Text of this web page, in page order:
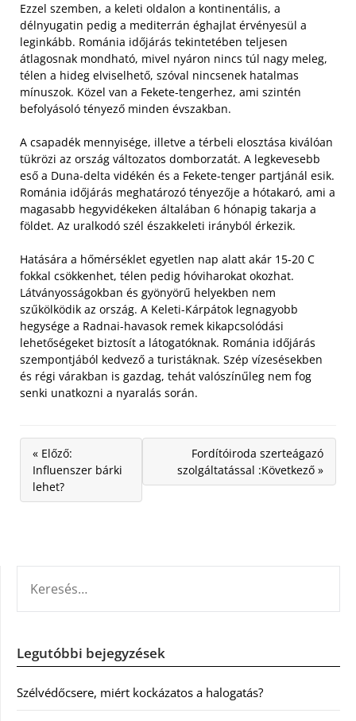
Ezzel szemben, a keleti oldalon a kontinentális, a
délnyugatin pedig a mediterrán éghajlat érvényesül a
leginkább. Románia időjárás tekintetében teljesen
átlagosnak mondható, mivel nyáron nincs túl nagy meleg,
télen a hideg elviselhető, szóval nincsenek hatalmas
mínuszok. Közel van a Fekete-tengerhez, ami szintén
befolyásoló tényező minden évszakban.
A csapadék mennyisége, illetve a térbeli elosztása kiválóan
tükrözi az ország változatos domborzatát. A legkevesebb
eső a Duna-delta vidékén és a Fekete-tenger partjánál esik.
Románia időjárás meghatározó tényezője a hótakaró, ami a
magasabb hegyvidékeken általában 6 hónapig takarja a
földet. Az uralkodó szél északkeleti irányból érkezik.
Hatására a hőmérséklet egyetlen nap alatt akár 15-20 C
fokkal csökkenhet, télen pedig hóviharokat okozhat.
Látványosságokban és gyönyörű helyekben nem
szűkölködik az ország. A Keleti-Kárpátok legnagyobb
hegysége a Radnai-havasok remek kikapcsolódási
lehetőségeket biztosít a látogatóknak. Románia időjárás
szempontjából kedvező a turistáknak. Szép vízesésekben
és régi várakban is gazdag, tehát valószínűleg nem fog
senki unatkozni a nyaralás során.
« Előző:
Influenszer bárki
lehet?
Fordítóiroda szerteágazó
szolgáltatással :Következő »
Legutóbbi bejegyzések
Szélvédőcsere, miért kockázatos a halogatás?